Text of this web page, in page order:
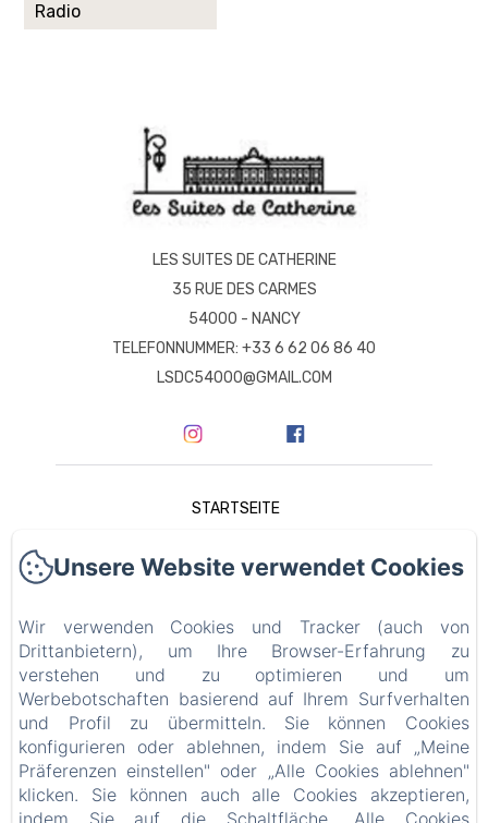
Radio
LES SUITES DE CATHERINE
35 RUE DES CARMES
54000 - NANCY
TELEFONNUMMER: +33 6 62 06 86 40
LSDC54000@GMAIL.COM
STARTSEITE
DIE SUITES
SPEZIALANGEBOT
KONTAKT
Unsere Website verwendet Cookies
Wir verwenden Cookies und Tracker (auch von
Drittanbietern), um Ihre Browser-Erfahrung zu
verstehen und zu optimieren und um
Werbebotschaften basierend auf Ihrem Surfverhalten
und Profil zu übermitteln. Sie können Cookies
konfigurieren oder ablehnen, indem Sie auf „Meine
Präferenzen einstellen" oder „Alle Cookies ablehnen"
klicken. Sie können auch alle Cookies akzeptieren,
indem Sie auf die Schaltfläche „Alle Cookies